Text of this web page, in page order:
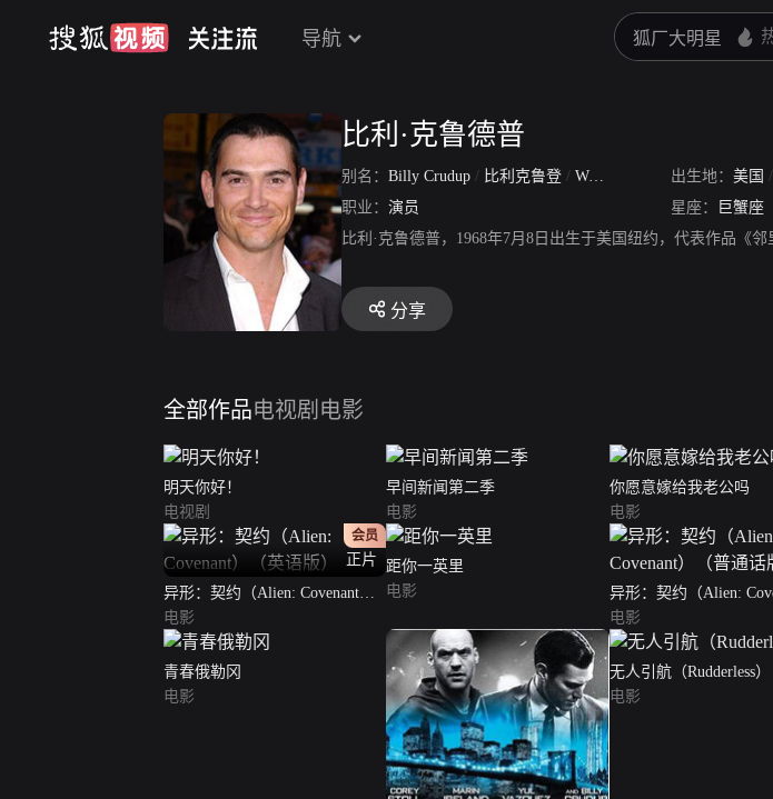
导航
比利·克鲁德普
别名： Billy Crudup / 比利克鲁登 / William Gaither Crudup 出生地： 美国 /
职业： 演员 星座：
巨蟹座
比利·克鲁德普，1968年7月8日出生于美国纽约，代表作品《
分享
全部作品电视剧 电影
明天你好！
电视剧
早间新闻第二季
电影
你愿意嫁给我老公吗
电影
正片
会员
异形：契约（Alien: Covenant）
（英语版）
电影
距你一英里
电影
异形：契约（Alien:
（普通话版）
电影
青春俄勒冈
电影
无人引航（Rudderless）
电影